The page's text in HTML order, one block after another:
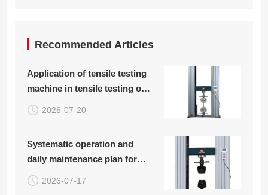
Recommended Articles
Application of tensile testing
machine in tensile testing of
plastic woven bags
2026-07-20
Systematic operation and
daily maintenance plan for
carbon fiber board tensile
compression bending testing
2026-07-17